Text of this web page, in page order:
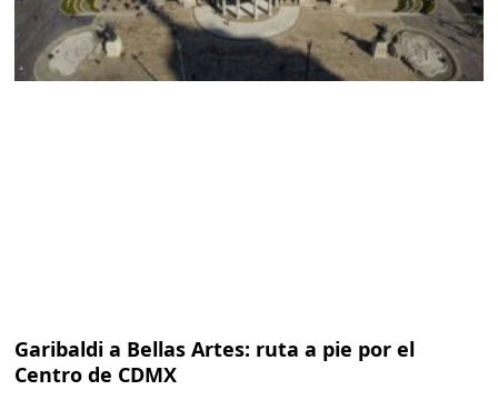
Garibaldi a Bellas Artes: ruta a pie por el
Centro de CDMX